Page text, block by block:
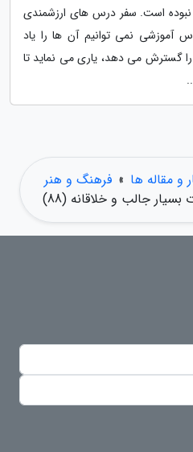
نبوده است. سفر درس های ارزشمندی
آموزشی نمی توانیم آن ها را یاد
گسترش می دهد، یاری می نماید تا
و مقاله ها » فرهنگ و هنر
جالب و خلاقانه (88)